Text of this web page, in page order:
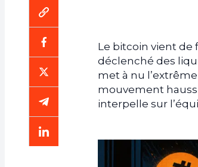
Le bitcoin vient de
déclenché des
met à nu
mouvement
interpelle sur